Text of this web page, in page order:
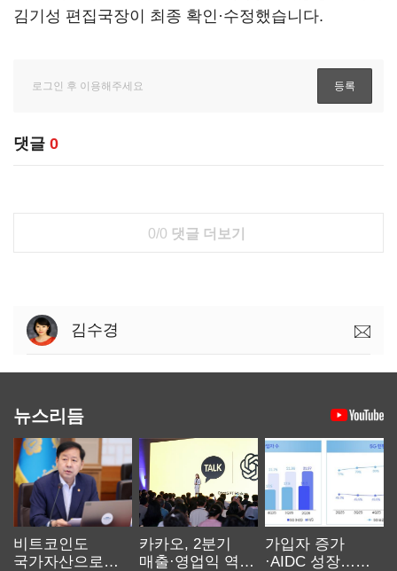
김기성 편집국장이 최종 확인·수정했습니다.
댓글 0
0/0 댓글 더보기
김수경
뉴스리듬
비트코인도
국가자산으로…'
카카오, 2분기
매출·영업익 역대
가입자 증가
·AIDC 성장…